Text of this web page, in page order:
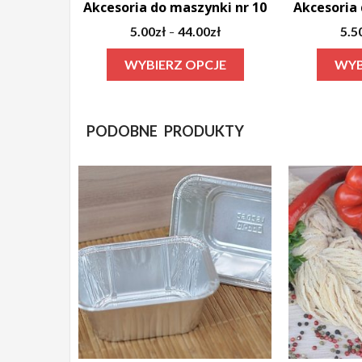
Akcesoria do maszynki nr 10
5.00zł – 44.00zł
cen:
od
5.00zł
WYBIERZ OPCJE
produkt
wiele
Opcje
można
wybrać
na
stronie
produktu
Akcesoria
PODOBNE PRODUKTY